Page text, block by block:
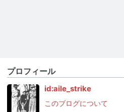
プロフィール
id:aile_strike
このブログについて